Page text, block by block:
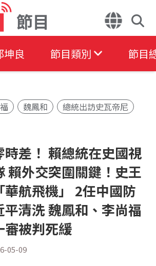
節目
坤良 節目類別 節目
魏鳳和 總統出訪史瓦帝尼
差！ 賴總統在史國視
賴外交突圍關鍵！史王
華航飛機」 2任中國防
平清洗 魏鳳和、李尚福
審被判死緩
05-09